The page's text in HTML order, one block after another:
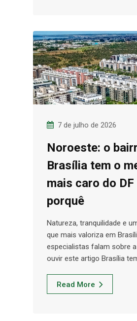
7 de julho de 2026
Noroeste: o
Brasília tem o
mais caro do
porquê
Natureza, tranquilidade e
que mais valoriza em
especialistas falam sobre
ouvir este artigo Brasília
Read More